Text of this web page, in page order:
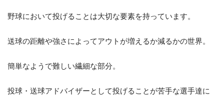
野球において投げることは大切な要素を持っています。
送球の距離や強さによってアウトが増えるか減るかの世界。
簡単なようで難しい繊細な部分。
投球・送球アドバイザーとして投げることが苦手な選手達に